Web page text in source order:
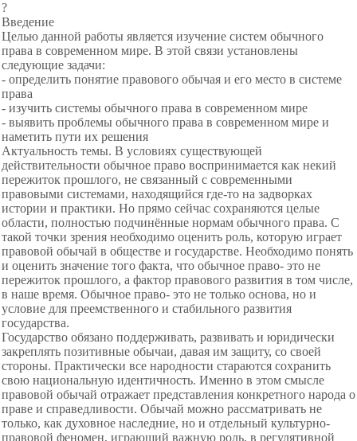
?
Введение
Целью данной работы является изучение систем обычного
права в современном мире. В этой связи установлены
следующие задачи:
- определить понятие правового обычая и его место в системе
права
- изучить системы обычного права в современном мире
- выявить проблемы обычного права в современном мире и
наметить пути их решения
Актуальность темы. В условиях существующей
действительности обычное право воспринимается как некий
пережиток прошлого, не связанный с современными
правовыми системами, находящийся где-то на задворках
истории и практики. Но прямо сейчас сохраняются целые
области, полностью подчинённые нормам обычного права. С
такой точки зрения необходимо оценить роль, которую играет
правовой обычай в обществе и государстве. Необходимо понять
и оценить значение того факта, что обычное право- это не
пережиток прошлого, а фактор правового развития в том числе,
в наше время. Обычное право- это не только основа, но и
условие для преемственного и стабильного развития
государства.
Государство обязано поддерживать, развивать и юридически
закреплять позитивные обычаи, давая им защиту, со своей
стороны. Практически все народности стараются сохранить
свою национальную идентичность. Именно в этом смысле
правовой обычай отражает представления конкретного народа о
праве и справедливости. Обычай можно рассматривать не
только, как духовное наследние, но и отдельный культурно-
правовой феномен, играющий важную роль, в регулятивной